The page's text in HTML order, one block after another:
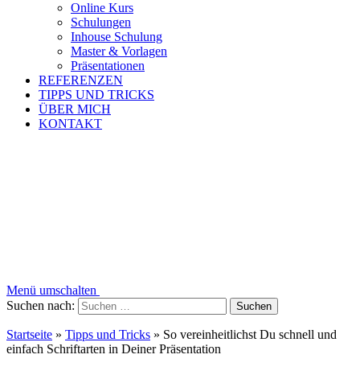
Online Kurs
Schulungen
Inhouse Schulung
Master & Vorlagen
Präsentationen
REFERENZEN
TIPPS UND TRICKS
ÜBER MICH
KONTAKT
Menü umschalten
Suchen nach:
Startseite » Tipps und Tricks » So vereinheitlichst Du schnell und
einfach Schriftarten in Deiner Präsentation